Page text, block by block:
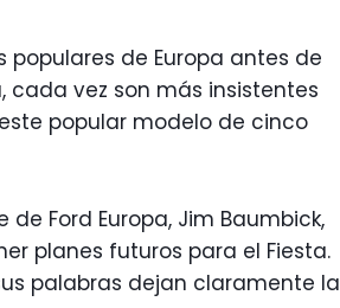
de Europa antes de
cada vez son más insistentes
popular modelo de cinco
de Ford Europa, Jim Baumbick,
planes futuros para el Fiesta.
palabras dejan claramente la